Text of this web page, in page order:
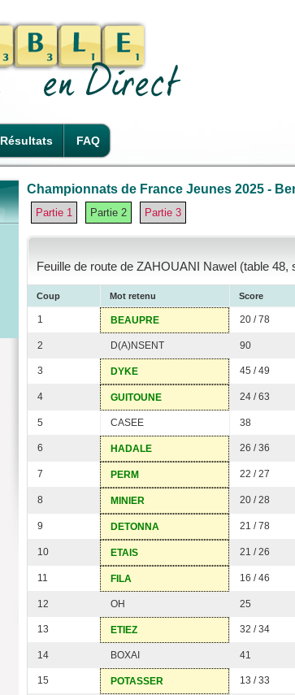
Résultats FAQ
Championnats de France Jeunes 2025 -
Partie 1 Partie 2 Partie 3
Feuille de route de ZAHOUANI Nawel (table 48,
Coup Mot retenu Score
1 BEAUPRE 20 / 78
2 D(A)NSENT 90
3 DYKE 45 / 49
4 GUITOUNE 24 / 63
5 CASEE 38
6 HADALE 26 / 36
7 PERM 22 / 27
8 MINIER 20 / 28
9 DETONNA 21 / 78
10 ETAIS 21 / 26
11 FILA 16 / 46
12 OH 25
13 ETIEZ 32 / 34
14 BOXAI 41
15 POTASSER 13 / 33